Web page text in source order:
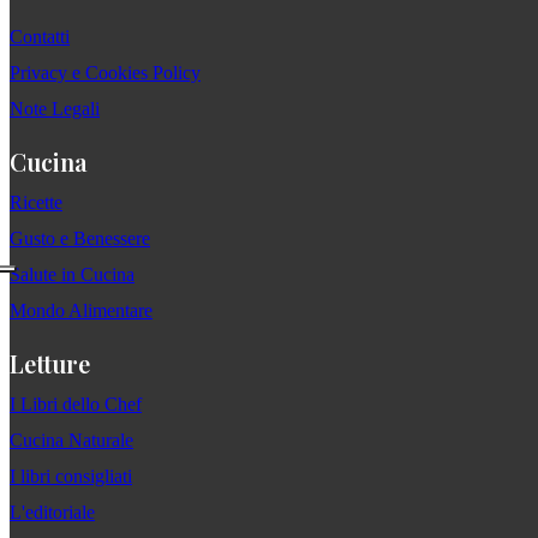
Contatti
Privacy e Cookies Policy
Note Legali
Cucina
Ricette
Gusto e Benessere
Salute in Cucina
Mondo Alimentare
Letture
I Libri dello Chef
Cucina Naturale
I libri consigliati
L'editoriale